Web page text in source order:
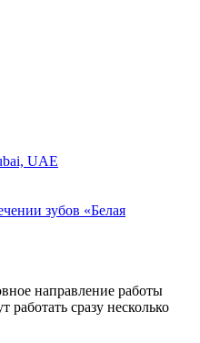
UAE
зубов «Белая
направление работы
сразу несколько